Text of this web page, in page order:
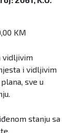
KM
vidljivim
i vidljivim
sve u
stanju sa